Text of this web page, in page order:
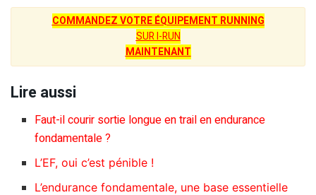
COMMANDEZ VOTRE ÉQUIPEMENT RUNNING
SUR I-RUN
MAINTENANT
Lire aussi
Faut-il courir sortie longue en trail en endurance
fondamentale ?
L’EF, oui c’est pénible !
L’endurance fondamentale, une base essentielle